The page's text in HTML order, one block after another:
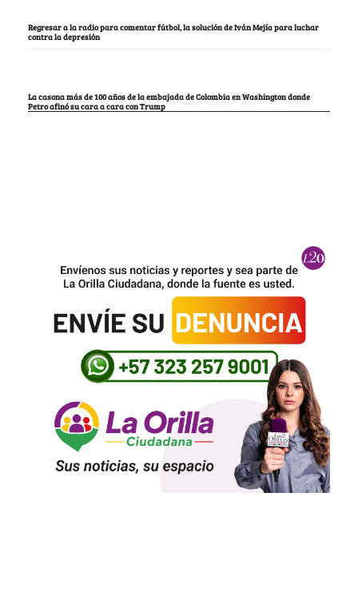
Regresar a la radio para comentar fútbol, la solución de Iván Mejía para luchar
contra la depresión
La casona más de 100 años de la embajada de Colombia en Washington donde
Petro afinó su cara a cara con Trump